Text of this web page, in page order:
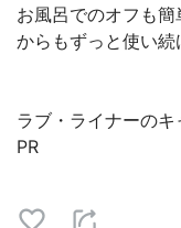
お風呂でのオフも
からもずっと使い続
ラブ・ライナーの
PR